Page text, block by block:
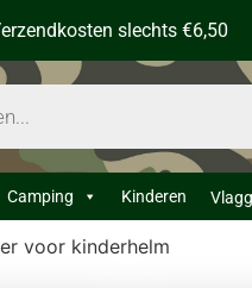
slechts €6,50
Camping Kinderen
voor kinderhelm